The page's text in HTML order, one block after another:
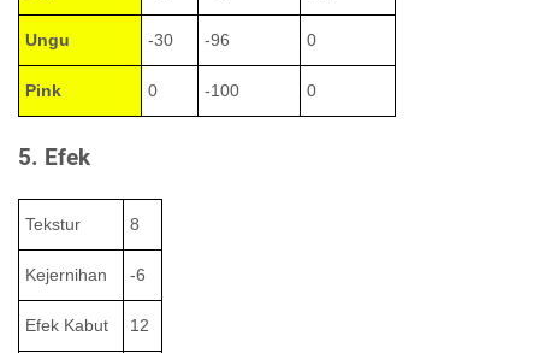
Ungu -30 -96 0
Pink 0 -100 0
5. Efek
Tekstur 8
Kejernihan -6
Efek Kabut 12